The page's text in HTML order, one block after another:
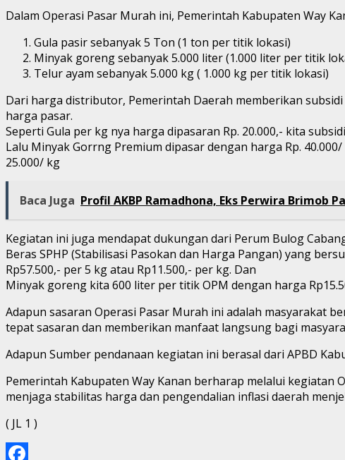
Dalam Operasi Pasar Murah ini, Pemerintah Kabupaten Way
Gula pasir sebanyak 5 Ton (1 ton per titik lokasi)
Minyak goreng sebanyak 5.000 liter (1.000 liter per titik
Telur ayam sebanyak 5.000 kg ( 1.000 kg per titik lokasi)
Dari harga distributor, Pemerintah Daerah memberikan
harga pasar.
Seperti Gula per kg nya harga dipasaran Rp. 20.000,- kita
Lalu Minyak Gorrng Premium dipasar dengan harga Rp.
25.000/ kg
Baca Juga Profil AKBP Ramadhona, Eks Perwira Brimob
Kegiatan ini juga mendapat dukungan dari Perum Bulog
Beras SPHP (Stabilisasi Pasokan dan Harga Pangan) yang
Rp57.500,- per 5 kg atau Rp11.500,- per kg. Dan
Minyak goreng kita 600 liter per titik OPM dengan harga
Adapun sasaran Operasi Pasar Murah ini adalah masyarakat
tepat sasaran dan memberikan manfaat langsung bagi
Adapun Sumber pendanaan kegiatan ini berasal dari APBD
Pemerintah Kabupaten Way Kanan berharap melalui kegiatan
menjaga stabilitas harga dan pengendalian inflasi daerah
( JL 1 )